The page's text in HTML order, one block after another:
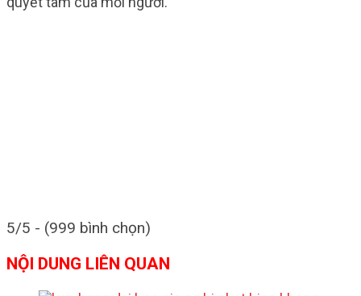
5/5 - (999 bình chọn)
NỘI DUNG LIÊN QUAN